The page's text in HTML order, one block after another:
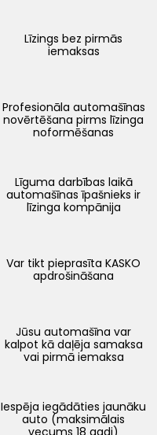
Līzings bez pirmās
iemaksas
Profesionāla automašīnas
novērtēšana pirms līzinga
noformēšanas
Līguma darbības laikā
automašīnas īpašnieks ir
līzinga kompānija
Var tikt pieprasīta KASKO
apdrošināšana
Jūsu automašīna var
kalpot kā daļēja samaksa
vai pirmā iemaksa
Iespēja iegādāties jaunāku
auto (maksimālais